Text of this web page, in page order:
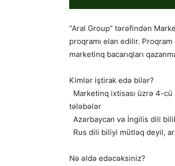
“Aral Group” tərəfindən
proqramı elan edilir.
marketinq bacarıqları
Kimlər iştirak edə bilər?
Marketinq ixtisası üzrə 4-
tələbələr
Azərbaycan və İngilis dili
Rus dili biliyi mütləq deyil,
Nə əldə edəcəksiniz?